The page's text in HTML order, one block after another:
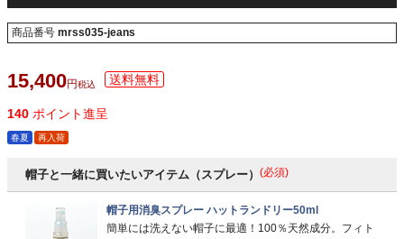
商品番号 mrss035-jeans
15,400 税込
140 ポイント進呈
春夏 再入荷
帽子と一緒に買いたいアイテム（スプレー） (必須)
帽子用消臭スプレー ハットランドリー50ml
簡単には洗えない帽子に最適！100％天然成分。フィト